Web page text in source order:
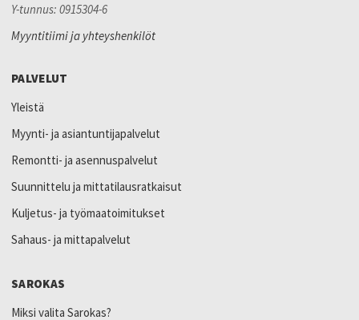
Y-tunnus: 0915304-6
Myyntitiimi ja yhteyshenkilöt
PALVELUT
Yleistä
Myynti- ja asiantuntijapalvelut
Remontti- ja asennuspalvelut
Suunnittelu ja mittatilausratkaisut
Kuljetus- ja työmaatoimitukset
Sahaus- ja mittapalvelut
SAROKAS
Miksi valita Sarokas?